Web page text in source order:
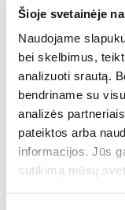
Šioje svetainėje
Naudojame
bei skelbimus,
analizuoti srautą.
bendriname su
analizės
pateiktos arba
informacijos. Jūs
sutikimą mūsų
darbų saugos
gebėjimas
darbo
stiprūs
orientacija į
gebėjimas
identifikuoti
anglų kalbos
Rūpinamės savo